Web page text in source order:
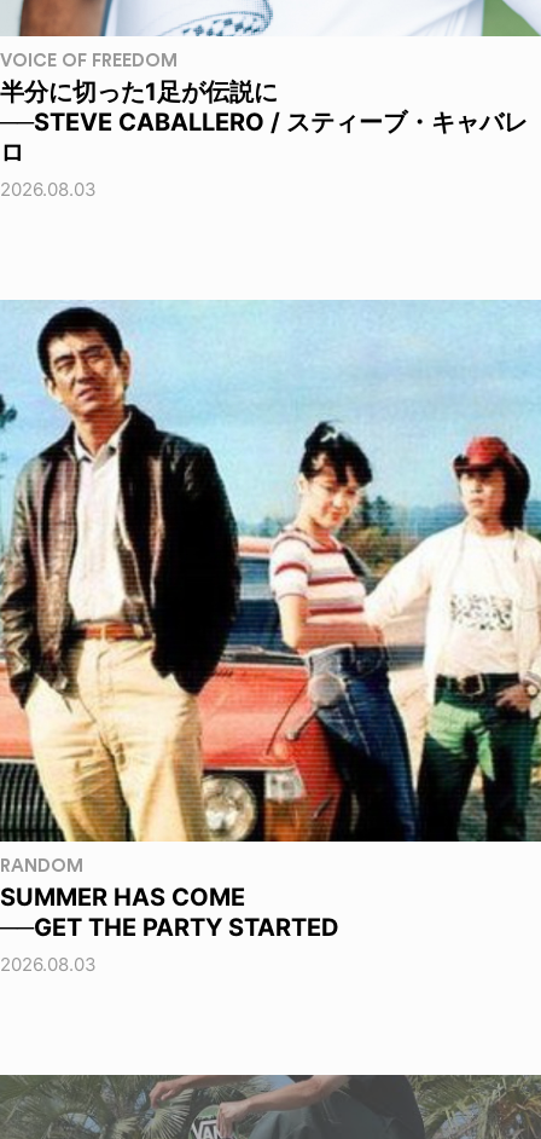
VOICE OF FREEDOM
半分に切った1足が伝説に
──STEVE CABALLERO / スティーブ・キャバレ
ロ
2026.08.03
RANDOM
SUMMER HAS COME
──GET THE PARTY STARTED
2026.08.03